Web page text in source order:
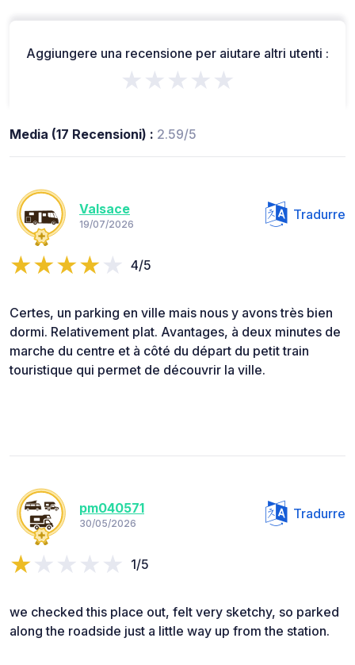
Aggiungere una recensione per aiutare altri utenti :
★★★★★
Media (17 Recensioni) : 2.59/5
Valsace
19/07/2026
Tradurre
4/5
Certes, un parking en ville mais nous y avons très bien
dormi. Relativement plat. Avantages, à deux minutes de
marche du centre et à côté du départ du petit train
touristique qui permet de découvrir la ville.
pm040571
30/05/2026
Tradurre
1/5
we checked this place out, felt very sketchy, so parked
along the roadside just a little way up from the station.